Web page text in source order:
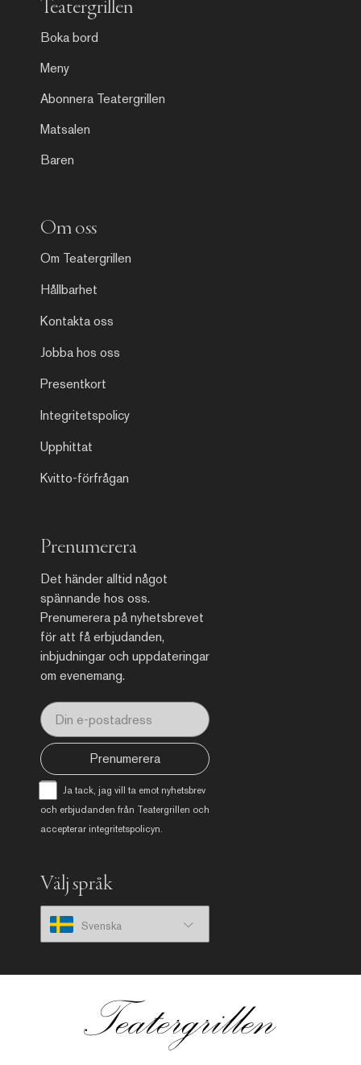
Teatergrillen
Boka bord
Meny
Abonnera Teatergrillen
Matsalen
Baren
Om oss
Om Teatergrillen
Hållbarhet
Kontakta oss
Jobba hos oss
Presentkort
Integritetspolicy
Upphittat
Kvitto-förfrågan
Prenumerera
Det händer alltid något
spännande hos oss.
Prenumerera på nyhetsbrevet
för att få erbjudanden,
inbjudningar och uppdateringar
om evenemang.
Ja tack, jag vill ta emot nyhetsbrev
och erbjudanden från Teatergrillen och
accepterar integritetspolicyn
Prenumerera
Välj språk
Svenska